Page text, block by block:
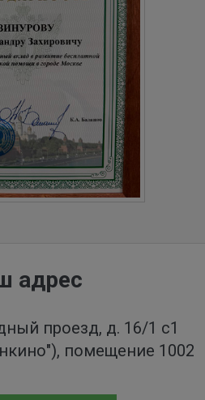
адрес
проезд, д. 16/1 с1
помещение 1002